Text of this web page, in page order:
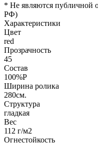
* Не являются публичной
РФ)
Характеристики
Цвет
red
Прозрачность
45
Состав
100%P
Ширина ролика
280см.
Структура
гладкая
Вес
112 г/м2
Огнестойкость